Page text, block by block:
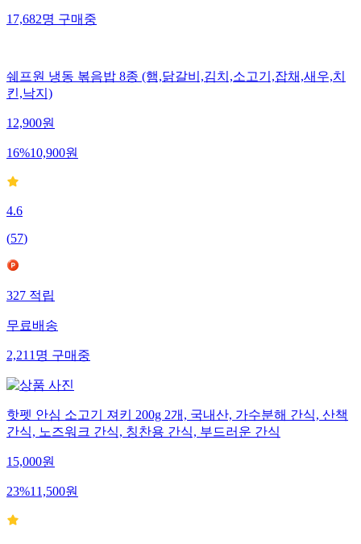
17,682명구매중
쉐프원 냉동 볶음밥 8종 (햄,닭갈비,김치,소고기,잡채,새우,치
킨,낙지)
12,900원
16%10,900원
4.6
(57)
327적립
무료배송
2,211명구매중
핫펫 안심 소고기 져키 200g 2개, 국내산, 가수분해 간식, 산책
간식, 노즈워크 간식, 칭찬용 간식, 부드러운 간식
15,000원
23%11,500원